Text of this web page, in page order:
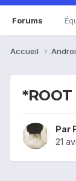
Forums
Accueil
Par
21